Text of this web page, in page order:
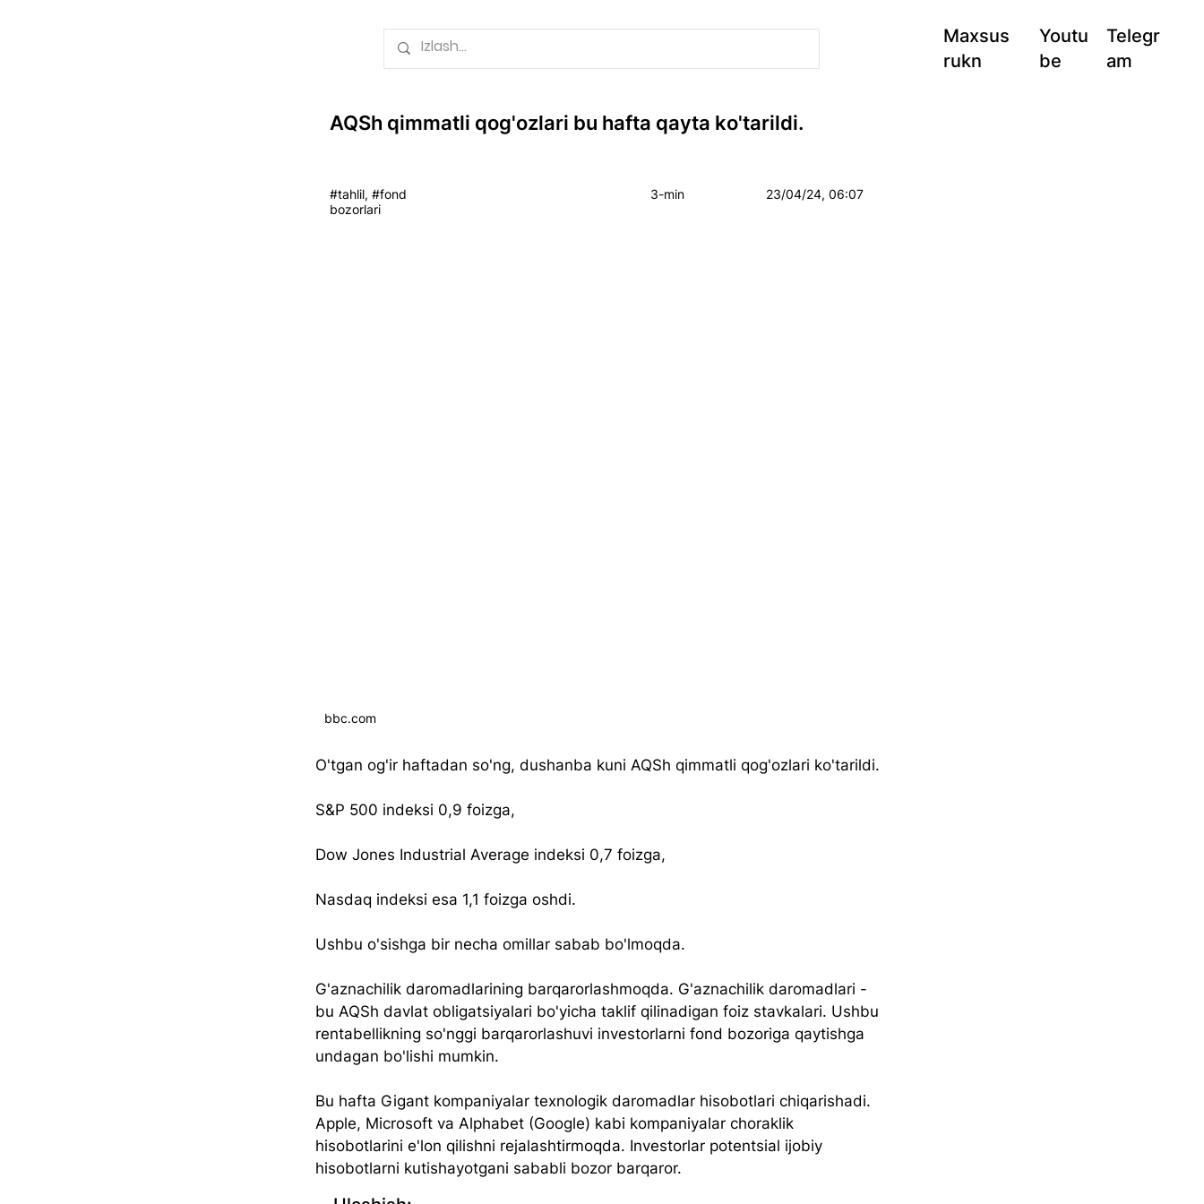
Maxsus
rukn
Telegr
am
Youtu
be
AQSh qimmatli qog'ozlari bu hafta qayta ko'tarildi.
#tahlil, #fond
bozorlari
3-min 23/04/24, 06:07
O'tgan og'ir haftadan so'ng, dushanba kuni AQSh qimmatli qog'ozlari ko'tarildi.
S&P 500 indeksi 0,9 foizga,
Dow Jones Industrial Average indeksi 0,7 foizga,
Nasdaq indeksi esa 1,1 foizga oshdi.
Ushbu o'sishga bir necha omillar sabab bo'lmoqda.
G'aznachilik daromadlarining barqarorlashmoqda. G'aznachilik daromadlari -
bu AQSh davlat obligatsiyalari bo'yicha taklif qilinadigan foiz stavkalari. Ushbu
rentabellikning so'nggi barqarorlashuvi investorlarni fond bozoriga qaytishga
undagan bo'lishi mumkin.
Bu hafta Gigant kompaniyalar texnologik daromadlar hisobotlari chiqarishadi.
Apple, Microsoft va Alphabet (Google) kabi kompaniyalar choraklik
hisobotlarini e'lon qilishni rejalashtirmoqda. Investorlar potentsial ijobiy
hisobotlarni kutishayotgani sababli bozor barqaror.
bbc.com